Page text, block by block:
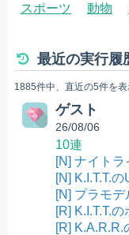
スポーツ
動物
最近の実行履
1885件中、直近の5件を表
ゲスト
26/08/06
10連
[N] ナイト
[N] K.I.T.T.
[N] プラモ
[R] K.I.T.T.
[R] K.A.R.R.